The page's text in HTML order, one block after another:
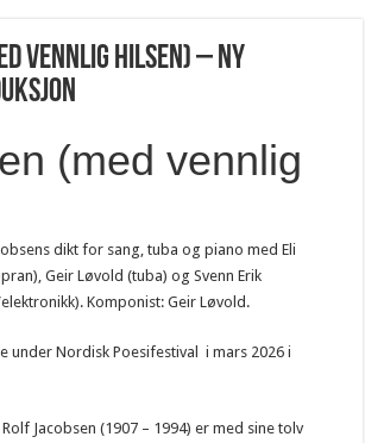
vennlig hilsen) – ny
(med vennlig
dikt for sang, tuba og piano med Eli
Geir Løvold (tuba) og Svenn Erik
Komponist: Geir Løvold.
under Nordisk Poesifestival i mars 2026 i
Rolf Jacobsen (1907 – 1994) er med sine tolv